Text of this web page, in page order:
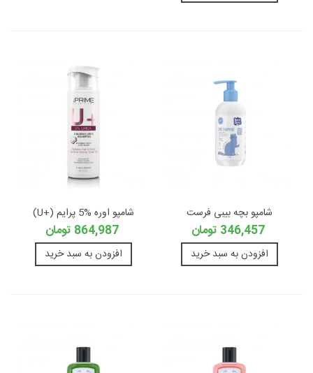
شامپو بچه بیبی فرست
346,457 تومان
افزودن به سبد خرید
شامپو اوره %5 پرایم (+U)
864,987 تومان
افزودن به سبد خرید